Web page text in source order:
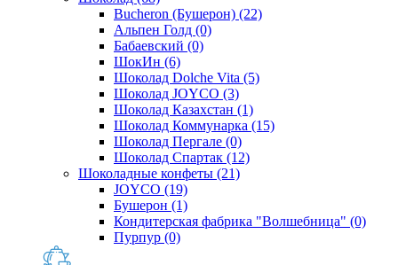
Bucheron (Бушерон) (22)
Альпен Голд (0)
Бабаевский (0)
ШокИн (6)
Шоколад Dolche Vita (5)
Шоколад JOYCO (3)
Шоколад Казахстан (1)
Шоколад Коммунарка (15)
Шоколад Пергале (0)
Шоколад Спартак (12)
Шоколадные конфеты (21)
JOYCO (19)
Бушерон (1)
Кондитерская фабрика "Волшебница" (0)
Пурпур (0)